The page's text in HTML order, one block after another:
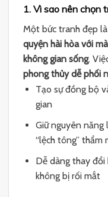
1. Vì sao nên chọn
Một bức tranh đẹp
quyện hài hòa với
không gian sống.
phong thủy dễ phối
Tạo sự đồng bộ
gian
Giữ nguyên năng
“lệch tông” thẩm
Dễ dàng thay
không bị rối mắt